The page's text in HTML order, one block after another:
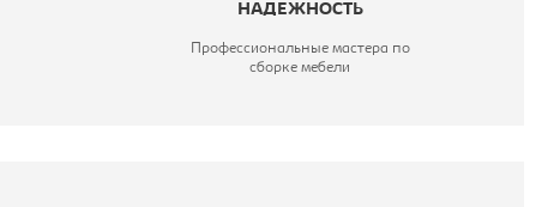
НАДЕЖНОСТЬ
Профессиональные мастера по
сборке мебели